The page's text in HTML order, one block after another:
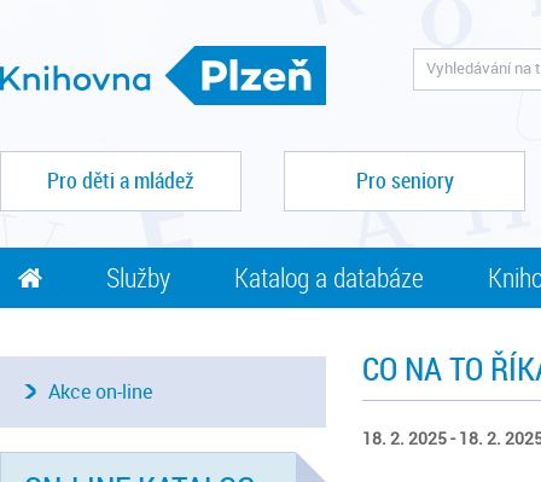
Pro děti a mládež Pro seniory
Služby Katalog a databáze
CO NA TO
18. 2. 2025 - 18. 2.
Akce on-line